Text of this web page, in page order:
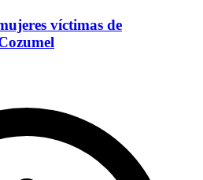
víctimas de